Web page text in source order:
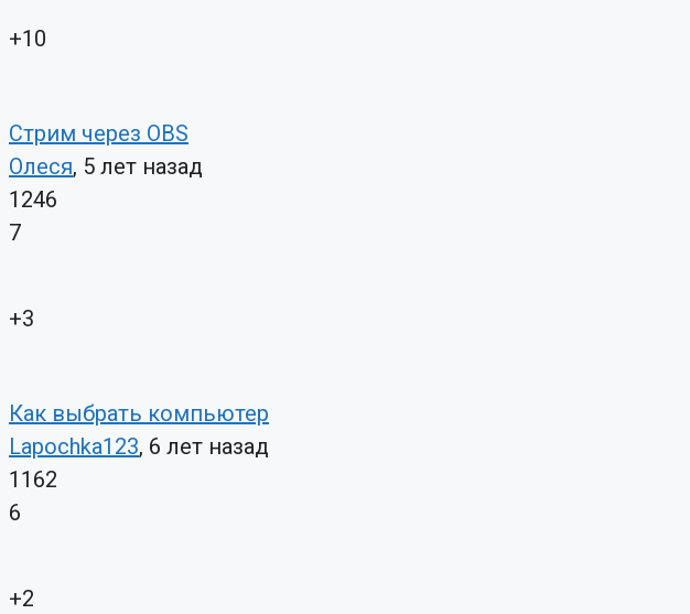
+10
Стрим через OBS
Олеся, 5 лет назад
1246
7
+3
Как выбрать компьютер
Lapochka123, 6 лет назад
1162
6
+2